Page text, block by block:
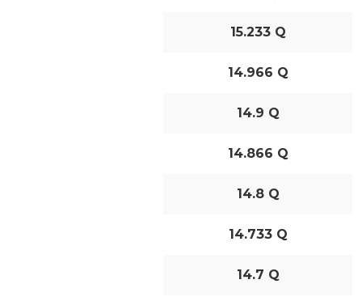
15.233 Q
14.966 Q
14.9 Q
14.866 Q
14.8 Q
14.733 Q
14.7 Q